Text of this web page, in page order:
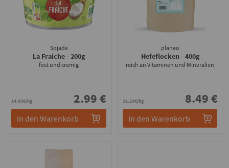
Sojade
La Fraiche- 200g
fest und cremig
14.95€/kg 2.99 €
In den Warenkorb
planeo
Hefeflocken - 400g
reich an Vitaminen und Mineralien
21.23€/kg 8.49 €
In den Warenkorb